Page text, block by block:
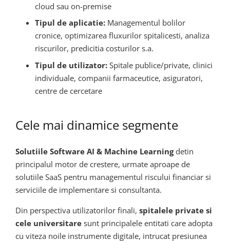
cloud sau on-premise
Tipul de aplicatie:Managementul bolilor
cronice, optimizarea fluxurilor spitalicesti, analiza
riscurilor, predicitia costurilor s.a.
Tipul de utilizator:Spitale publice/private, clinici
individuale, companii farmaceutice, asiguratori,
centre de cercetare
Cele mai dinamice segmente
Solutiile Software AI & Machine Learningdetin
principalul motor de crestere, urmate aproape de
solutiile SaaS pentru managementul riscului financiar si
serviciile de implementare si consultanta.
Din perspectiva utilizatorilor finali, spitalele private si
cele universitare sunt principalele entitati care adopta
cu viteza noile instrumente digitale, intrucat presiunea